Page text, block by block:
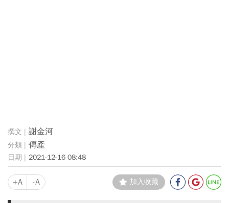
謝金河
傳產
2021-12-16 08:48
+A -A 加入收藏